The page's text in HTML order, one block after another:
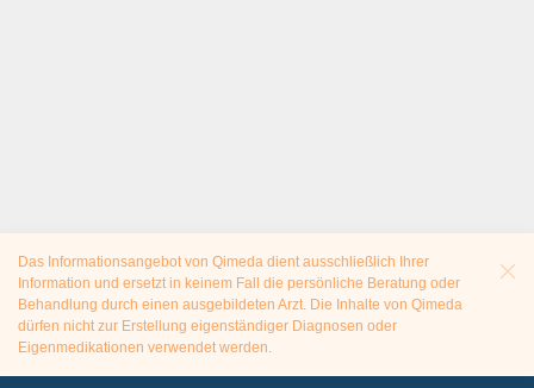
Das Informationsangebot von Qimeda dient ausschließlich Ihrer
Information und ersetzt in keinem Fall die persönliche Beratung oder
Behandlung durch einen ausgebildeten Arzt. Die Inhalte von Qimeda
dürfen nicht zur Erstellung eigenständiger Diagnosen oder
Eigenmedikationen verwendet werden.